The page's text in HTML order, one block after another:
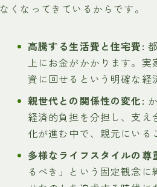
なくなってきているからです。
高騰する生活費と住宅費:
上にお金がかかります。
資に回せるという明確な経
親世代との関係性の変化:
経済的負担を分担し、支
化が進む中で、親元にい
多様なライフスタイルの尊
るべき」という固定観念